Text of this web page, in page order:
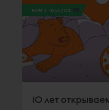
всего голосов: 95
10 лет